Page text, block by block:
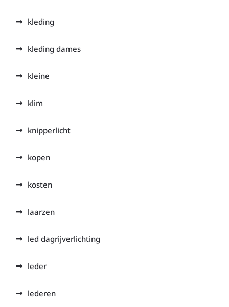
kleding
kleding dames
kleine
klim
knipperlicht
kopen
kosten
laarzen
led dagrijverlichting
leder
lederen